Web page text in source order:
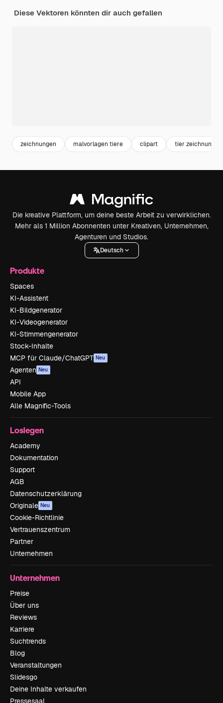
Diese Vektoren könnten dir auch gefallen
zeichnungen malvorlagen tiere clipart tier zeichnung
Die kreative Plattform, um deine beste Arbeit zu verwirklichen.
Mehr als 1 Million Abonnenten unter Kreativen, Unternehmen,
Agenturen und Studios.
Deutsch
Produkte
Spaces
KI-Assistent
KI-Bildgenerator
KI-Videogenerator
KI-Stimmengenerator
Stock-Inhalte
MCP für Claude/ChatGPT Neu
Agenten Neu
API
Mobile App
Alle Magnific-Tools
Loslegen
Academy
Dokumentation
Support
AGB
Datenschutzerklärung
Originale Neu
Cookie-Richtlinie
Vertrauenszentrum
Partner
Unternehmen
Unternehmen
Preise
Über uns
Reviews
Karriere
Suchtrends
Blog
Veranstaltungen
Slidesgo
Deine Inhalte verkaufen
Pressesaal